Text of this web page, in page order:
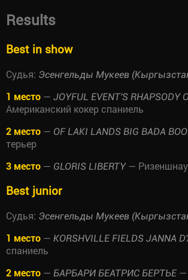
Results
Best in show
Судья: Эсенгельды Мукеев
1 место — JOYFUL EVENT'S RHAPSODY
Американский кокер спаниель
2 место — OF LAKI LANDS BIG BADA
терьер
3 место — GLORIS LIBERTY—
Best junior
Судья: Эсенгельды Мукеев
1 место — KORSHVILLE FIELDS JANNA
спаниель
2 место — БАРБАРИ БЕАТРИС БЕРТЬЕ —